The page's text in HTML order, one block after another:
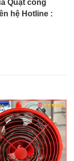
Quạt công
hệ Hotline :